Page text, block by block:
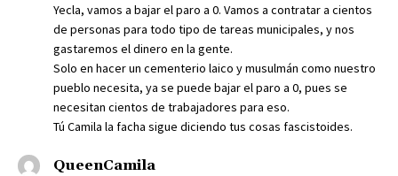
Yecla, vamos a bajar el paro a 0. Vamos a contratar a cientos
de personas para todo tipo de tareas municipales, y nos
gastaremos el dinero en la gente.
Solo en hacer un cementerio laico y musulmán como nuestro
pueblo necesita, ya se puede bajar el paro a 0, pues se
necesitan cientos de trabajadores para eso.
Tú Camila la facha sigue diciendo tus cosas fascistoides.
QueenCamila